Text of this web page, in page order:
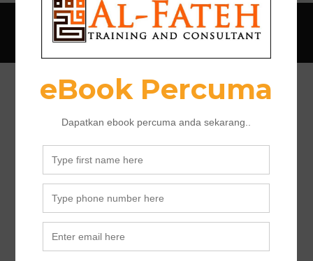
Designed by Al Fateh Training 2018